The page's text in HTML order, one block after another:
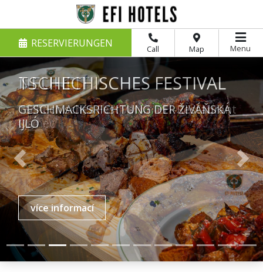
Call Map
RESERVIERUNGEN Menu
TSCHECHISCHES FESTIVAL
GESCHMACKSRICHTUNG DER ŽIVÁŇSKÁ
IJLÓ
více informací
Previous Next